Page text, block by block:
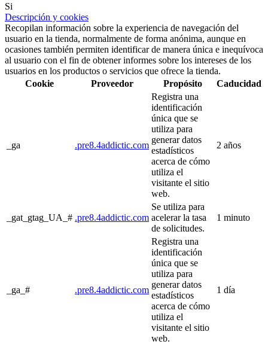
Si
Descripción y cookies
Recopilan información sobre la experiencia de navegación del
usuario en la tienda, normalmente de forma anónima, aunque en
ocasiones también permiten identificar de manera única e inequívoca
al usuario con el fin de obtener informes sobre los intereses de los
usuarios en los productos o servicios que ofrece la tienda.
Cookie
Proveedor Propósito Caducidad
_ga .pre8.4addictic.com
Registra una
identificación
única que se
utiliza para
generar datos
estadísticos
acerca de cómo
utiliza el
visitante el sitio
web.
2 años
_gat_gtag_UA_# .pre8.4addictic.com
Se utiliza para
acelerar la tasa
de solicitudes.
1 minuto
_ga_# .pre8.4addictic.com
Registra una
identificación
única que se
utiliza para
generar datos
estadísticos
acerca de cómo
utiliza el
visitante el sitio
web.
1 día